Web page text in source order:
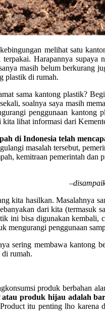
melihat satu
Harapannya
masih belum berkurang
plastik di rumah.
sama kantong plastik?
soalnya saya masih
penggunaan
lihat informasi dari
di Indonesia telah
masalah tersebut,
kemitraan pemerintah dan
kita hasilkan. Masalahnya
dari kita (termasuk
ini bisa digunakan kembali,
mengurangi penggunaan
sering membawa kantong
rumah.
produk berbahan
atau produk hijau adalah
itu penting lho karena